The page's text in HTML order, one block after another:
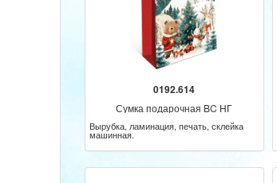
0192.614
Сумка подарочная BC НГ
Вырубка, ламинация, печать, склейка
машинная.